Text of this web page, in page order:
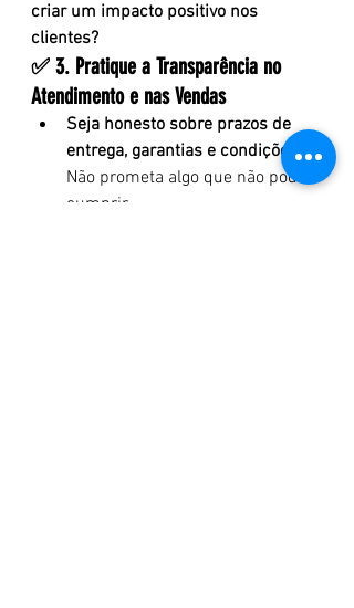
criar um impacto positivo nos
clientes?
✅ 3. Pratique a Transparência no
Atendimento e nas Vendas
Seja honesto sobre prazos de
entrega, garantias e condições –
Não prometa algo que não pode
cumprir.